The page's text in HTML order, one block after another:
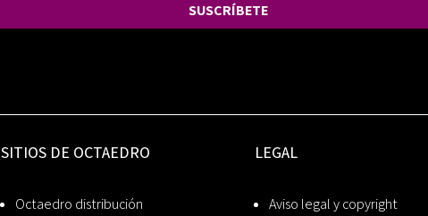
SUSCRÍBETE
SITIOS DE OCTAEDRO
Octaedro distribución
LEGAL
Aviso legal y copyright